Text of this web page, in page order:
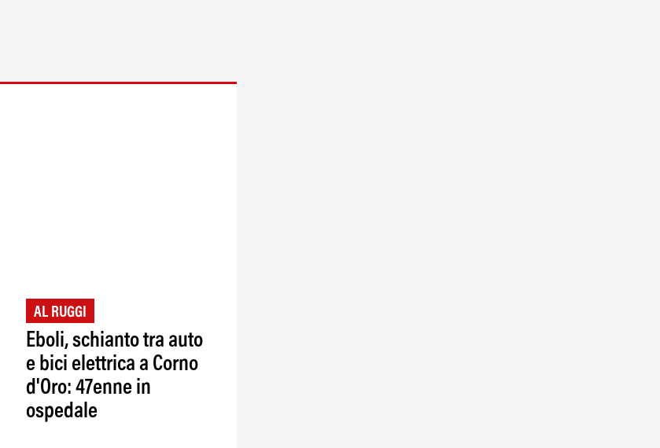
AL RUGGI
Eboli, schianto tra auto
e bici elettrica a Corno
d'Oro: 47enne in
ospedale